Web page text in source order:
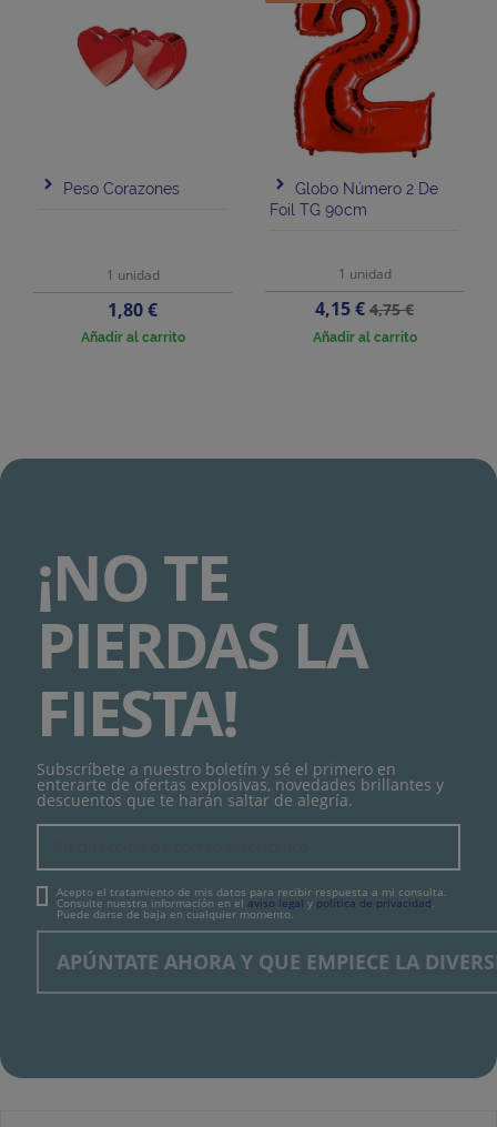
Peso Corazones
1 unidad
Precio
1,80 €
Añadir al carrito
Globo Número 2 De
Foil TG 90cm
1 unidad
Precio
4,15 €Precio
base
4,75 €
Añadir al carrito
¡NO TE
PIERDAS LA
FIESTA!
Subscríbete a nuestro boletín y sé el primero en
enterarte de ofertas explosivas, novedades brillantes y
descuentos que te harán saltar de alegría.
Acepto el tratamiento de mis datos para recibir respuesta a mi consulta.
Consulte nuestra información en el aviso legal y política de privacidad
Puede darse de baja en cualquier momento.